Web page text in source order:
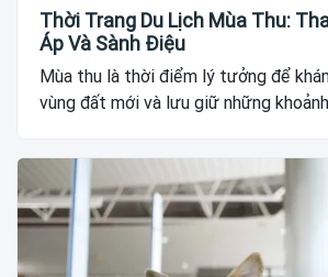
Thời Trang Du Lịch Mùa Thu:
Áp Và Sành Điệu
Mùa thu là thời điểm lý tưởng để
vùng đất mới và lưu giữ những khoảnh